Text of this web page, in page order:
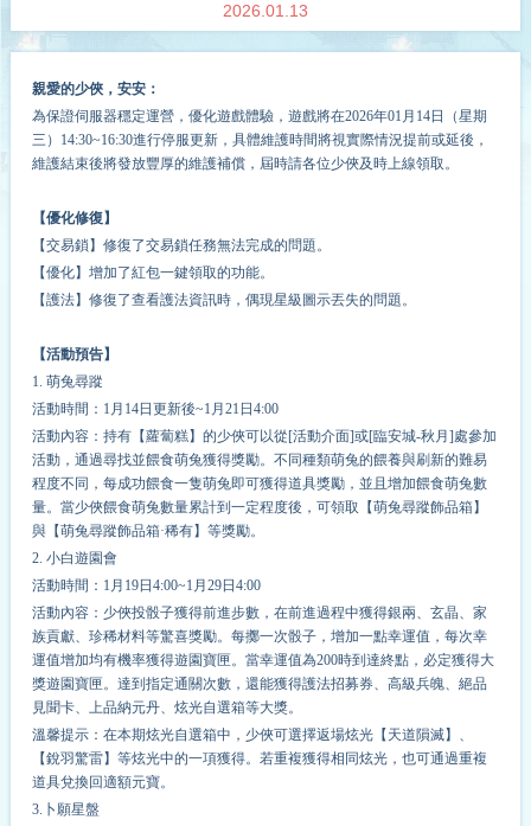
2026.01.13
親愛的少俠，安安：
為保證伺服器穩定運營， 優化遊戲體驗，遊戲將在2026年01 月 14日（星期
三）14:30~16:30進行停服更新，具體維護時間將視實際情況提前或延後，
維護結束後將發放豐厚的維護補償，屆時請各位少俠及時上線領取。
【優化修復】
【交易鎖】修復了交易鎖任務無法完成的問題。
【優化】增加了紅包一鍵領取的功能。
【護法】修復了查看護法資訊時，偶現星級圖示丟失的問題。
【活動預告】
1. 萌兔尋蹤
活動時間：1月14日更新後~1月21日4:00
活動內容：持有【蘿蔔糕】的少俠可以從[活動介面]或[臨安城-秋月]處參加
活動，通過尋找並餵食萌兔獲得獎勵。不同種類萌兔的餵養與刷新的難易
程度不同，每成功餵食一隻萌兔即可獲得道具獎勵，並且增加餵食萌兔數
量。當少俠餵食萌兔數量累計到一定程度後，可領取【萌兔尋蹤飾品箱】
與【萌兔尋蹤飾品箱·稀有】等獎勵。
2. 小白遊園會
活動時間：1月19日4:00~1月29日4:00
活動內容：少俠投骰子獲得前進步數，在前進過程中獲得銀兩、玄晶、家
族貢獻、珍稀材料等驚喜獎勵。每擲一次骰子，增加一點幸運值，每次幸
運值增加均有機率獲得遊園寶匣。當幸運值為200時到達終點，必定獲得大
獎遊園寶匣。達到指定通關次數，還能獲得護法招募券、高級兵魄、絕品
見聞卡、上品納元丹、炫光自選箱等大獎。
溫馨提示：在本期炫光自選箱中，少俠可選擇返場炫光【天道隕滅】、
【銳羽驚雷】等炫光中的一項獲得。若重複獲得相同炫光，也可通過重複
道具兌換回適額元寶。
3.卜願星盤